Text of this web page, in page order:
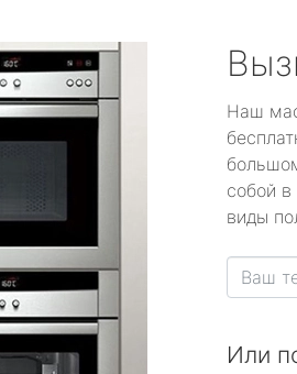
Наш
собой
виды
Или